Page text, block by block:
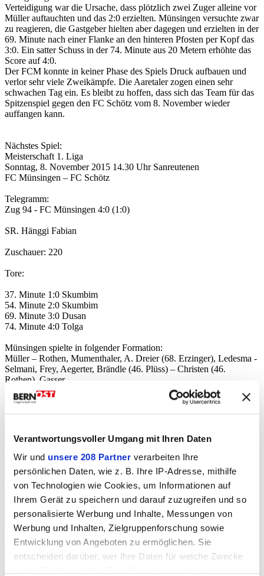
Verantwortungsvoller Umgang mit Ihren Daten
Wir und unsere 208 Partner verarbeiten Ihre
persönlichen Daten, wie z. B. Ihre IP-Adresse, mithilfe
von Technologien wie Cookies, um Informationen auf
Ihrem Gerät zu speichern und darauf zuzugreifen und so
personalisierte Werbung und Inhalte, Messungen von
Werbung und Inhalten, Zielgruppenforschung sowie
Entwicklung von Angeboten zu ermöglichen. Sie
entscheiden darüber, wer Ihre Daten für welche Zwecke
Verteidigung war die Ursache, dass plötzlich zwei Zuger alleine vor
Müller auftauchten und das 2:0 erzielten. Münsingen versuchte zwar
zu reagieren, die Gastgeber hielten aber dagegen und erzielten in der
69. Minute nach einer Flanke an den hinteren Pfosten per Kopf das
3:0. Ein satter Schuss in der 74. Minute aus 20 Metern erhöhte das
Score auf 4:0.
Der FCM konnte in keiner Phase des Spiels Druck aufbauen und
verlor sehr viele Zweikämpfe. Die Aaretaler zogen einen sehr
schwachen Tag ein. Es bleibt zu hoffen, dass sich das Team für das
Spitzenspiel gegen den FC Schötz vom 8. November wieder
auffangen kann.
Nächstes Spiel:
Meisterschaft 1. Liga
Sonntag, 8. November 2015 14.30 Uhr Sanreutenen
FC Münsingen – FC Schötz
Telegramm:
Zug 94 - FC Münsingen 4:0 (1:0)
SR. Hänggi Fabian
Zuschauer: 220
Tore:
37. Minute 1:0 Skumbim
54. Minute 2:0 Skumbim
69. Minute 3:0 Dusan
74. Minute 4:0 Tolga
Münsingen spielte in folgender Formation:
Müller – Rothen, Mumenthaler, A. Dreier (68. Erzinger), Ledesma -
Selmani, Frey, Aegerter, Brändle (46. Plüss) – Christen (46.
Rothen), Gasser
Bemerkungen
Selmani (57.) und A. Dreier (67.) auf Seiten FCM verwarnt.
Autor:in
A. Perlini/P. Grünig, FC Münsingen
Nachricht an die Redaktion
Statistik
Erstellt: 01.11.2015
Geändert: 02.11.2015